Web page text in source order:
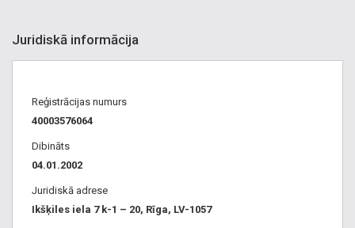
Juridiskā informācija
Reģistrācijas numurs
40003576064
Dibināts
04.01.2002
Juridiskā adrese
Ikšķiles iela 7 k-1 – 20, Rīga, LV-1057